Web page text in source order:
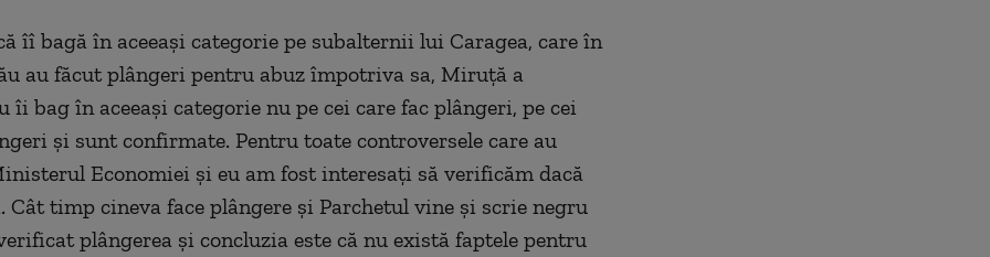
îî bagă în aceeași categorie pe subalternii lui Caragea, care în
au făcut plângeri pentru abuz împotriva sa, Miruță a
îi bag în aceeași categorie nu pe cei care fac plângeri, pe cei
și sunt confirmate. Pentru toate controversele care au
Economiei și eu am fost interesați să verificăm dacă
Cât timp cineva face plângere și Parchetul vine și scrie negru
plângerea și concluzia este că nu există faptele pentru